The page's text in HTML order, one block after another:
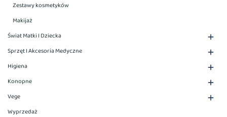
Zestawy kosmetyków
Makijaż
Świat Matki I Dziecka

Sprzęt I Akcesoria Medyczne 
Higiena 
Konopne 
Vege 
Wyprzedaż